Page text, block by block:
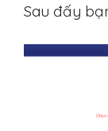
Sau đấy